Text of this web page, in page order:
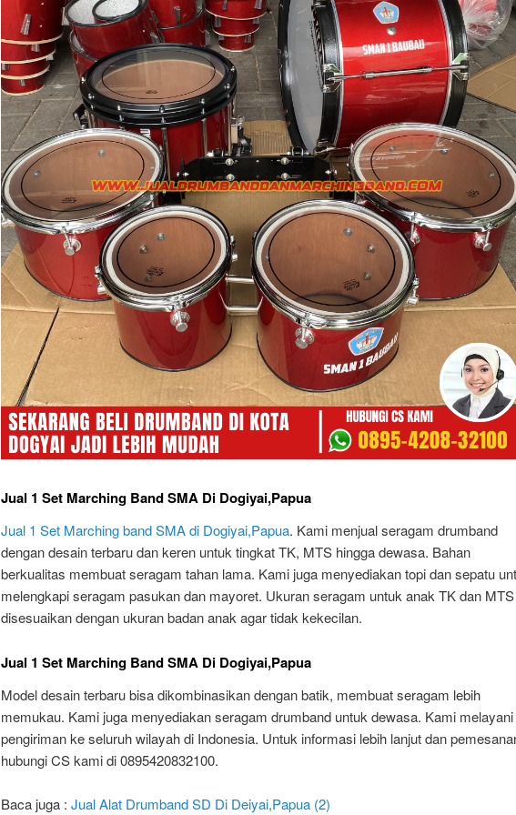
Jual 1 Set Marching Band SMA Di Dogiyai,Papua
Jual 1 Set Marching band SMA di Dogiyai,Papua. Kami menjual seragam drumband
dengan desain terbaru dan keren untuk tingkat TK, MTS hingga dewasa. Bahan
berkualitas membuat seragam tahan lama. Kami juga menyediakan topi dan sepatu
melengkapi seragam pasukan dan mayoret. Ukuran seragam untuk anak TK dan MTS
disesuaikan dengan ukuran badan anak agar tidak kekecilan.
Jual 1 Set Marching Band SMA Di Dogiyai,Papua
Model desain terbaru bisa dikombinasikan dengan batik, membuat seragam lebih
memukau. Kami juga menyediakan seragam drumband untuk dewasa. Kami melayani
pengiriman ke seluruh wilayah di Indonesia. Untuk informasi lebih lanjut dan
hubungi CS kami di 0895420832100.
Baca juga : Jual Alat Drumband SD Di Deiyai,Papua (2)